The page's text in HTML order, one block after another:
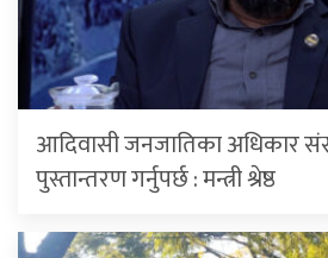
आदिवासी जनजातिका अधिकार
पुस्तान्तरण गर्नुपर्छ : मन्त्री श्रेष्ठ